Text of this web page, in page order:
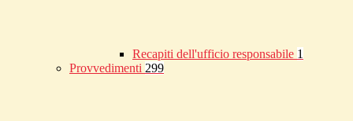
Recapiti dell'ufficio responsabile 1
Provvedimenti 299